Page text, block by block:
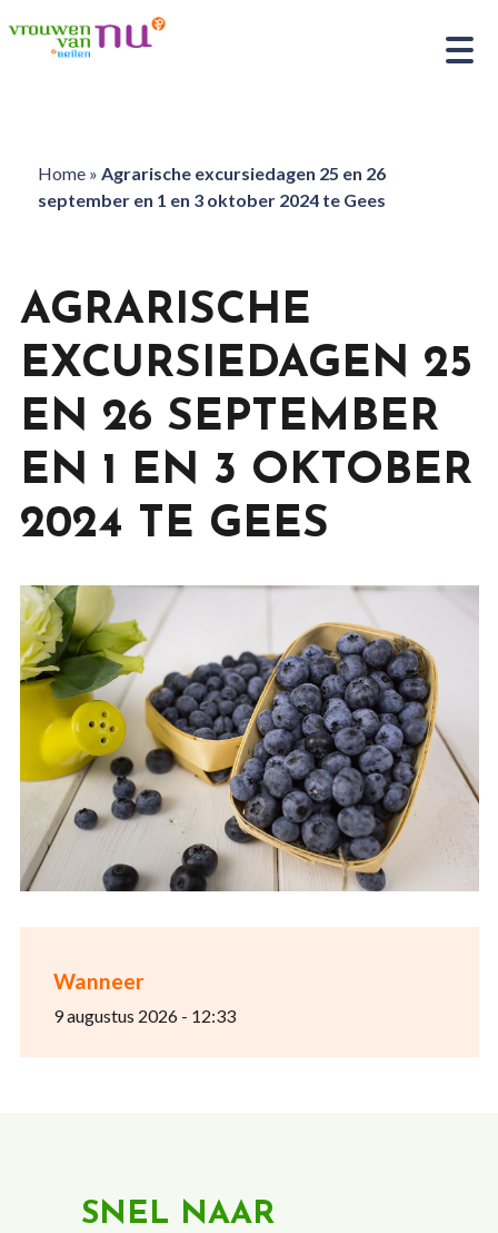
Home» Agrarische excursiedagen 25 en 26
september en 1 en 3 oktober 2024 te Gees
Wanneer
9 augustus 2026 - 12:33
AGRARISCHE
EXCURSIEDAGEN 25
EN 26 SEPTEMBER
EN 1 EN 3 OKTOBER
2024 TE GEES
SNEL NAAR